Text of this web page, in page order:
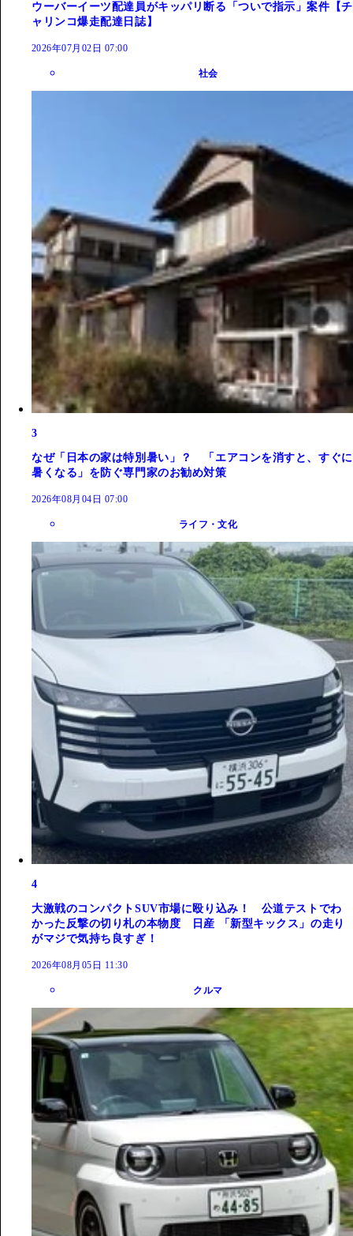
ウーバーイーツ配達員がキッパリ断る「ついで指示」案件【チ
ャリンコ爆走配達日誌】
2026年07月02日 07:00
社会
3
なぜ「日本の家は特別暑い」？ 「エアコンを消すと、すぐに
暑くなる」を防ぐ専門家のお勧め対策
2026年08月04日 07:00
ライフ・文化
4
大激戦のコンパクトSUV市場に殴り込み！ 公道テストでわ
かった反撃の切り札の本物度 日産 「新型キックス」の走り
がマジで気持ち良すぎ！
2026年08月05日 11:30
クルマ